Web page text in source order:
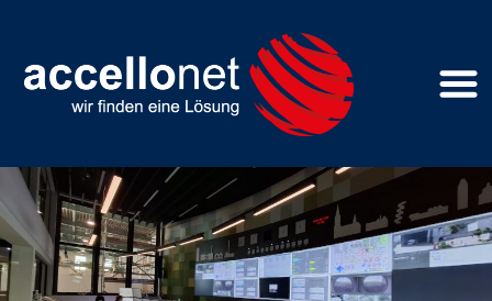
Generalplaner für die
Modernisierung des
Leitstandes